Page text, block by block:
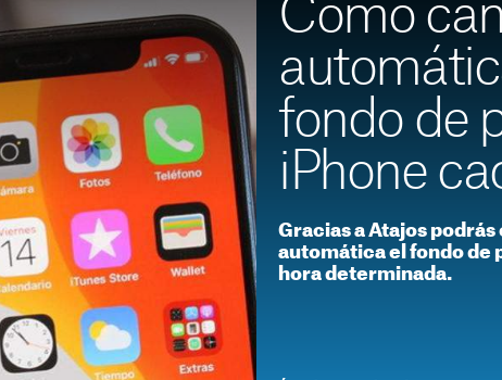
Cómo
fondo de
iPhone
Gracias a Atajos
automática el fondo de
hora determinada.